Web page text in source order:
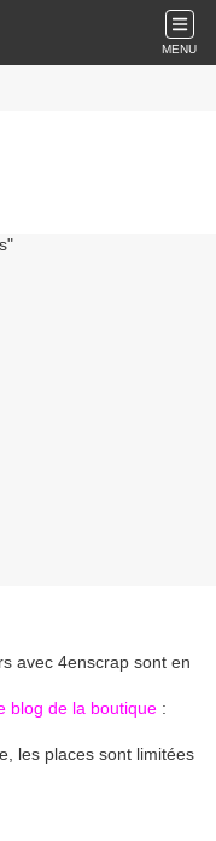
MENU
avec 4enscrap sont en
blog de la boutique :
les places sont limitées